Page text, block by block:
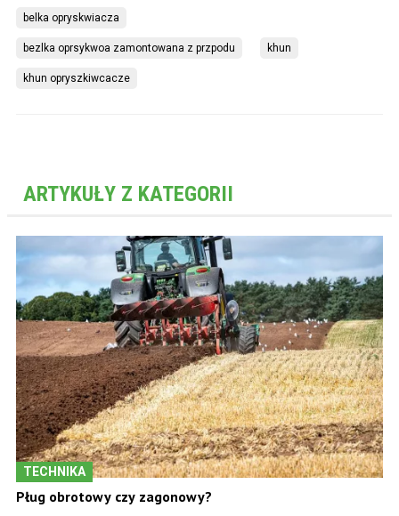
belka opryskwiacza
bezlka oprsykwoa zamontowana z przpodu khun
khun opryszkiwcacze
ARTYKUŁY Z KATEGORII
TECHNIKA
Pług obrotowy czy zagonowy?